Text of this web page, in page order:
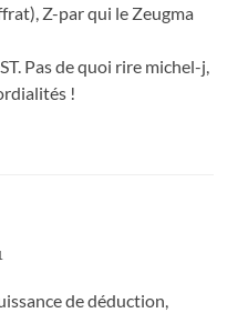
Z-par qui le Zeugma
Pas de quoi rire michel-j,
!
de déduction,